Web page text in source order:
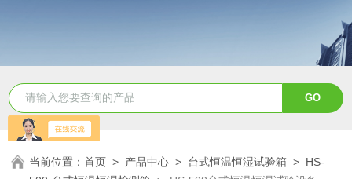
当前位置：首页 > 产品中心 > 台式恒温恒湿试验箱 > HS-